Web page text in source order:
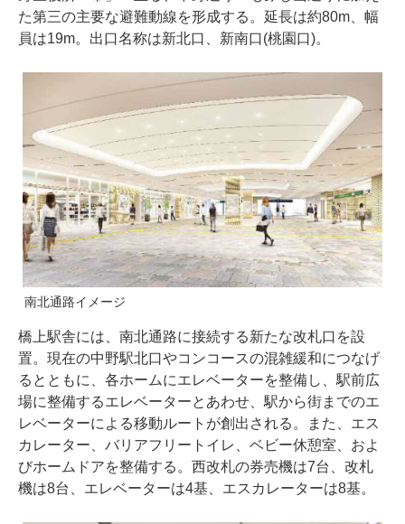
た第三の主要な避難動線を形成する。延長は約80m、幅
員は19m。出口名称は新北口、新南口(桃園口)。
南北通路イメージ
橋上駅舎には、南北通路に接続する新たな改札口を設
置。現在の中野駅北口やコンコースの混雑緩和につなげ
るとともに、各ホームにエレベーターを整備し、駅前広
場に整備するエレベーターとあわせ、駅から街までのエ
レベーターによる移動ルートが創出される。また、エス
カレーター、バリアフリートイレ、ベビー休憩室、およ
びホームドアを整備する。西改札の券売機は7台、改札
機は8台、エレベーターは4基、エスカレーターは8基。